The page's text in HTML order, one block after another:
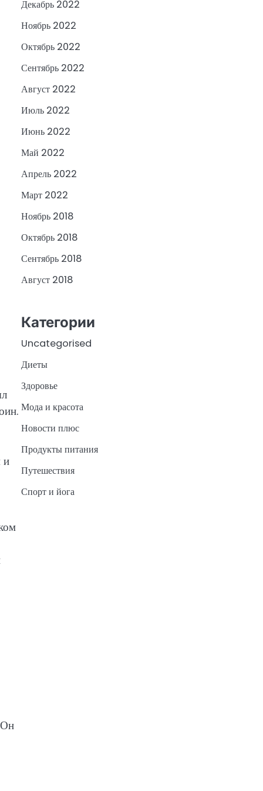
и
Он
Декабрь 2022
Ноябрь 2022
Октябрь 2022
Сентябрь 2022
Август 2022
Июль 2022
Июнь 2022
Май 2022
Апрель 2022
Март 2022
Ноябрь 2018
Октябрь 2018
Сентябрь 2018
Август 2018
Категории
Uncategorised
Диеты
Здоровье
Мода и красота
Новости плюс
Продукты питания
Путешествия
Спорт и йога